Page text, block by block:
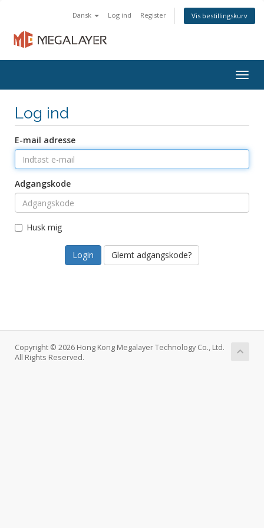
Dansk Log ind Register Vis bestillingskurv
Log ind
E-mail adresse
Adgangskode
Husk mig
Glemt adgangskode?
Copyright © 2026 Hong Kong Megalayer Technology Co., Ltd.
All Rights Reserved.